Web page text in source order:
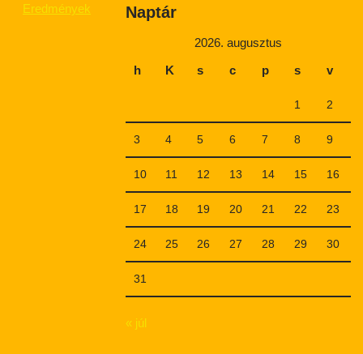
Eredmények Naptár
2026. augusztus
h
K s c p s v
1 2
3 4 5 6 7 8 9
10 11 12 13 14 15 16
17 18 19 20 21 22 23
24 25 26 27 28 29 30
31
« júl